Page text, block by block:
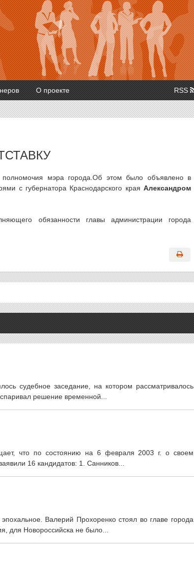
О проекте RSS
мэра города.Об этом было объявлено в
с губернатора Краснодарского края Александром
обязанности главы администрации города
судебное заседание, на котором рассматривалось
решение временной...
что по состоянию на 6 февраля 2003 г. о своем
16 кандидатов: 1. Санников...
Валерий Прохоренко стоял во главе города
для Новороссийска не было...